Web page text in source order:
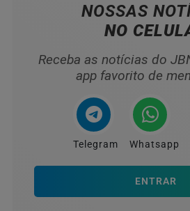
NOSSAS
NO
Receba as notícias do
app favorito de
Telegram Whatsapp
ENTRAR